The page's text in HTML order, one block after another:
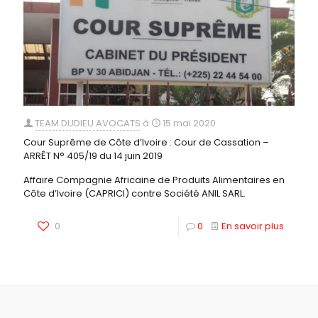
TEAM DUDIEU AVOCATS à
15 mai 2020
Cour Suprême de Côte d’Ivoire : Cour de Cassation –
ARRÊT N° 405/19 du 14 juin 2019
Affaire Compagnie Africaine de Produits Alimentaires en
Côte d’Ivoire (CAPRICI) contre Société ANIL SARL.
0 0 En savoir plus